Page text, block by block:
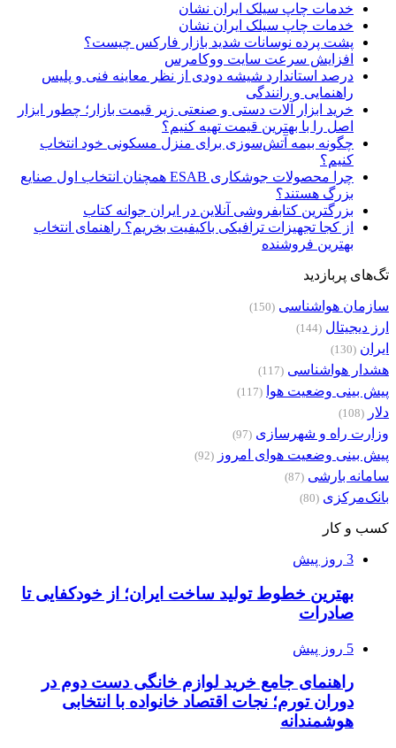
خدمات چاپ سیلک ایران نشان
خدمات چاپ سیلک ایران نشان
پشت پرده نوسانات شدید بازار فارکس چیست؟
افزایش سرعت سایت ووکامرس
درصد استاندارد شیشه دودی از نظر معاینه فنی و پلیس
راهنمایی و رانندگی
خرید ابزار آلات دستی و صنعتی زیر قیمت بازار؛ چطور ابزار
اصل را با بهترین قیمت تهیه کنیم؟
چگونه بیمه آتش‌سوزی برای منزل مسکونی خود انتخاب
کنیم؟
چرا محصولات جوشکاری ESAB همچنان انتخاب اول صنایع
بزرگ هستند؟
بزرگترین کتابفروشی آنلاین در ایران جوانه کتاب
از کجا تجهیزات ترافیکی باکیفیت بخریم؟ راهنمای انتخاب
بهترین فروشنده
تگ‌های پربازدید
سازمان هواشناسی (150)
ارز دیجیتال (144)
ایران (130)
هشدار هواشناسی (117)
پیش بینی وضعیت هوا (117)
دلار (108)
وزارت راه و شهرسازی (97)
پیش بینی وضعیت هوای امروز (92)
سامانه بارشی (87)
بانک‌مرکزی (80)
کسب و کار
3 روز پیش
بهترین خطوط تولید ساخت ایران؛ از خودکفایی تا
صادرات
5 روز پیش
راهنمای جامع خرید لوازم خانگی دست دوم در
دوران تورم؛ نجات اقتصاد خانواده با انتخابی
هوشمندانه